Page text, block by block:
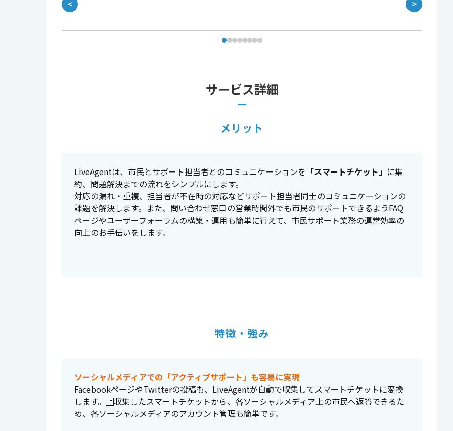
＜ ＞
サービス詳細
メリット
LiveAgentは、市民とサポート担当者とのコミュニケーションを 「スマートチケット」 に集
約、問題解決までの流れをシンプルにします。
対応の漏れ・重複、担当者が不在時の対応などサポート担当者同士のコミュニケーションの
課題を解決します。また、問い合わせ窓口の営業時間外でも市民のサポートできるようFAQ
ページやユーザーフォーラムの構築・運用も簡単に行えて、市民サポート業務の運営効率の
向上のお手伝いをします。
特徴・強み
ソーシャルメディアでの「アクティブサポート」も容易に実現
FacebookページやTwitterの投稿も、LiveAgentが自動で収集してスマートチケットに変換
します。 収集したスマートチケットから、各ソーシャルメディア上の市民へ返答できるた
め、各ソーシャルメディアのアカウント管理も簡単です。